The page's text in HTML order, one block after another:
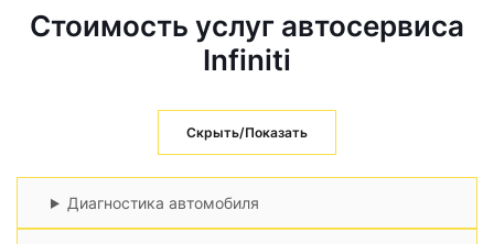
Стоимость услуг автосервиса
Infiniti
Скрыть/Показать
Диагностика автомобиля